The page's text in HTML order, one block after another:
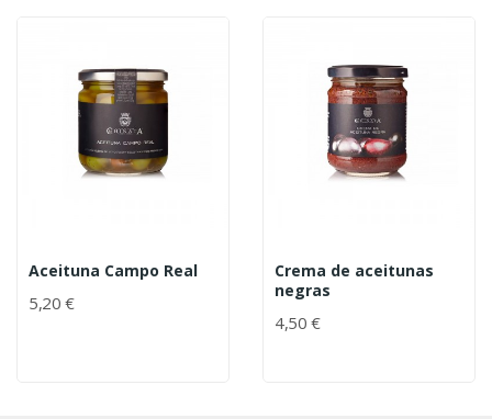
Aceituna Campo Real
5,20 €
Crema de aceitunas
negras
4,50 €